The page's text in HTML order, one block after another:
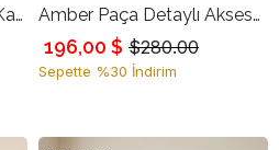
Tereyağ Sarısı Asimetrik Kapama Çıkarılabilir Parça Detaylı Rahat Kesim Tam Kalıp Pantolon Amber Paça Detaylı Aksesuarlı Rahat Kesim Cepli Pantolon
$280.00
196,00 $
Sepette %30 İndirim